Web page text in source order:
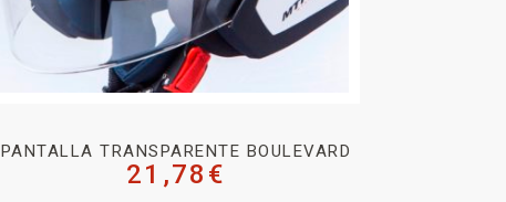
PANTALLA TRANSPARENTE BOULEVARD
21,78 €